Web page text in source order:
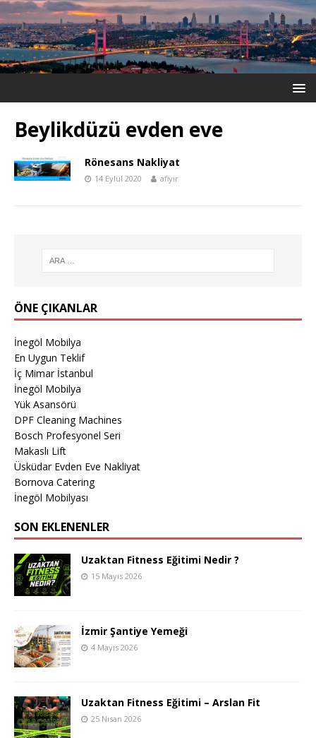
Beylikdüzü evden eve
Rönesans Nakliyat
14 Eylül 2020 afiyir
ÖNE ÇIKANLAR
İnegöl Mobilya
En Uygun Teklif
İç Mimar İstanbul
İnegöl Mobilya
Yük Asansörü
DPF Cleaning Machines
Bosch Profesyonel Seri
Makaslı Lift
Üsküdar Evden Eve Nakliyat
Bornova Catering
İnegöl Mobilyası
SON EKLENENLER
Uzaktan Fitness Eğitimi Nedir ?
15 Mayıs 2026
İzmir Şantiye Yemeği
4 Mayıs 2026
Uzaktan Fitness Eğitimi – Arslan Fit
25 Nisan 2026